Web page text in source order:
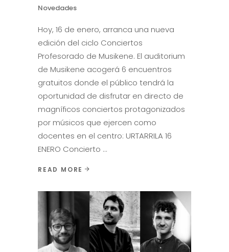
Novedades
Hoy, 16 de enero, arranca una nueva
edición del ciclo Conciertos
Profesorado de Musikene. El auditorium
de Musikene acogerá 6 encuentros
gratuitos donde el público tendrá la
oportunidad de disfrutar en directo de
magníficos conciertos protagonizados
por músicos que ejercen como
docentes en el centro: URTARRILA 16
ENERO Concierto
READ MORE